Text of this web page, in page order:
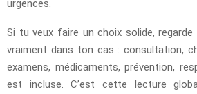
urgences.
Si tu veux faire un choix solide, regarde
vraiment dans ton cas : consultation,
examens, médicaments, prévention,
est incluse. C’est cette lecture